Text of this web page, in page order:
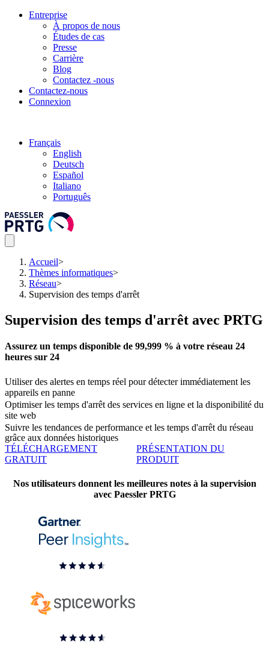
Entreprise
À propos de nous
Études de cas
Presse
Carrière
Blog
Contactez -nous
Contactez-nous
Connexion
Français
English
Deutsch
Español
Italiano
Português
Accueil>
Thèmes informatiques>
Réseau>
Supervision des temps d'arrêt
Supervision des temps d'arrêt avec PRTG
Assurez un temps disponible de 99,999 % à votre réseau 24
heures sur 24
Utiliser des alertes en temps réel pour détecter immédiatement les
appareils en panne
Optimiser les temps d'arrêt des services en ligne et la disponibilité du
site web
Suivre les tendances de performance et les temps d'arrêt du réseau
grâce aux données historiques
TÉLÉCHARGEMENT
GRATUIT
PRÉSENTATION DU
PRODUIT
Nos utilisateurs donnent les meilleures notes à la supervision
avec Paessler PRTG